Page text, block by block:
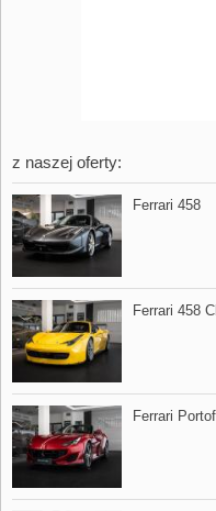
z naszej oferty:
Ferrari 458
Ferrari 458
Ferrari